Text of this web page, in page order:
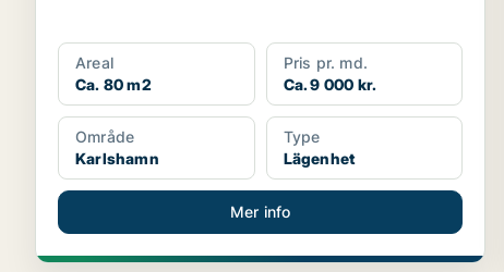
Areal
Ca. 80 m2
Pris pr. md.
Ca. 9 000 kr.
Område
Karlshamn
Type
Lägenhet
Mer info